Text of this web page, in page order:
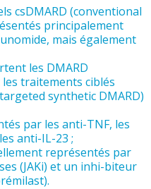
csDMARD (conventional
principalement
mais également
les DMARD
traitements ciblés
synthetic DMARD)
par les anti-TNF, les
anti-IL-23 ;
représentés par
(JAKi) et un inhi-biteur